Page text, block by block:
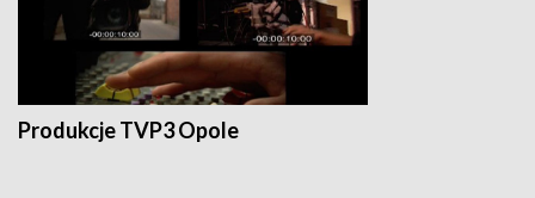
Produkcje TVP3 Opole